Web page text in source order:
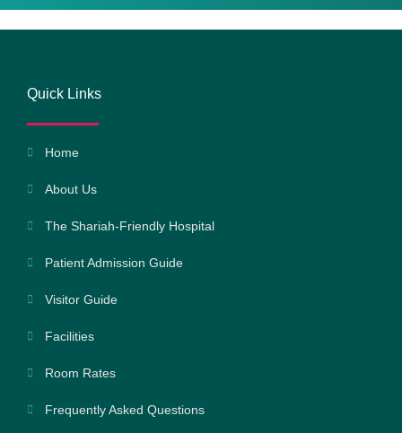
Quick Links
Home
About Us
The Shariah-Friendly Hospital
Patient Admission Guide
Visitor Guide
Facilities
Room Rates
Frequently Asked Questions